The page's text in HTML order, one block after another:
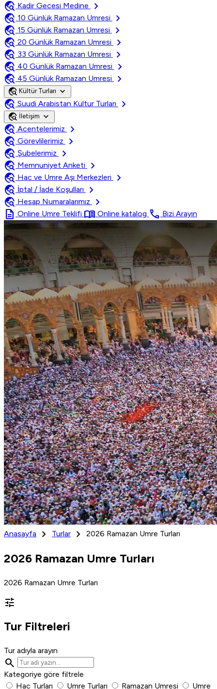
travel_explore Kadir Gecesi Medine
chevron_right
travel_explore 10 Günlük Ramazan Umresi
chevron_right
travel_explore 15 Günlük Ramazan Umresi
chevron_right
travel_explore 20 Günlük Ramazan Umresi
chevron_right
travel_explore 33 Günlük Ramazan Umresi
chevron_right
travel_explore 40 Günlük Ramazan Umresi
chevron_right
travel_explore 45 Günlük Ramazan Umresi chevron_right
travel_explore Kültür Turları expand_more
travel_explore Suudi Arabistan Kültur Turları chevron_right
travel_explore İletişim expand_more
travel_explore Acentelerimiz
chevron_right
travel_explore Görevlilerimiz
chevron_right
travel_explore Şubelerimiz
chevron_right
travel_explore Memnuniyet Anketi
chevron_right
travel_explore Hac ve Umre Aşı Merkezleri
chevron_right
travel_explore İptal / İade Koşulları
chevron_right
travel_explore Hesap Numaralarımız
chevron_right
description Online Umre Teklifi menu_book Online katalog call Bizi Arayın
Anasayfa chevron_right Turlar chevron_right 2026 Ramazan Umre Turları
2026 Ramazan Umre Turları
2026 Ramazan Umre Turları
tune
Tur Filtreleri
Tur adıyla arayın
search
Kategoriye göre filtrele
Hac Turları
Umre Turları Ramazan Umresi Umre